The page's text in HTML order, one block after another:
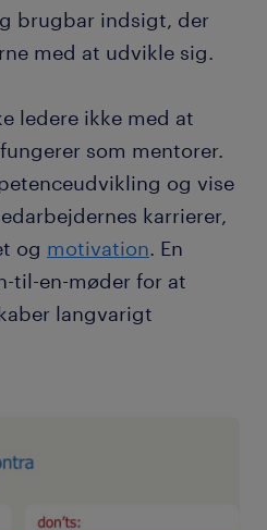
brugbar indsigt, der
med at udvikle sig.
ledere ikke med at
som mentorer.
og vise
karrierer,
og motivation. En
til-en-møder for at
langvarigt